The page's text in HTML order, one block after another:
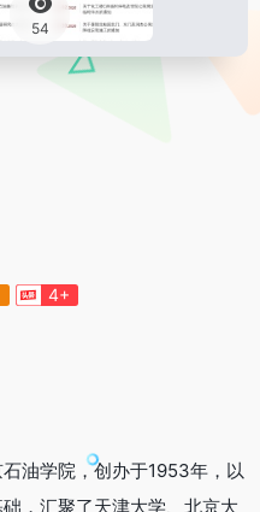
54
4+
油学院，创办于1953年，以
，汇聚了天津大学、北京大